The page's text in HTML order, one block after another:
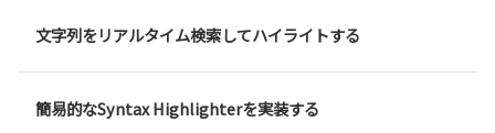
文字列をリアルタイム検索してハイライトする
簡易的なSyntax Highlighterを実装する